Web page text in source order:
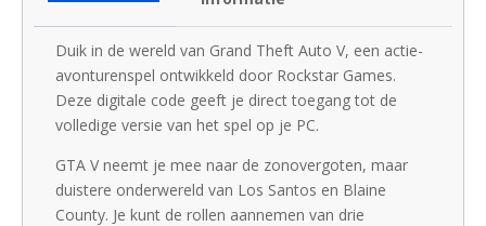
Duik in de wereld van Grand Theft Auto V, een actie-
avonturenspel ontwikkeld door Rockstar Games.
Deze digitale code geeft je direct toegang tot de
volledige versie van het spel op je PC.
GTA V neemt je mee naar de zonovergoten, maar
duistere onderwereld van Los Santos en Blaine
County. Je kunt de rollen aannemen van drie